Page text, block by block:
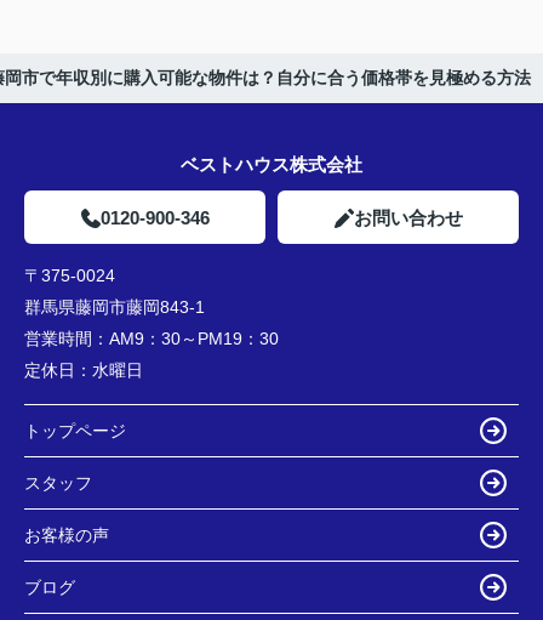
岡市で年収別に購入可能な物件は？自分に合う価格帯を見極める方法
ベストハウス株式会社
0120-900-346 お問い合わせ
〒375-0024
群馬県藤岡市藤岡843-1
営業時間： AM9：30～PM19：30
定休日： 水曜日
トップページ
スタッフ
お客様の声
ブログ